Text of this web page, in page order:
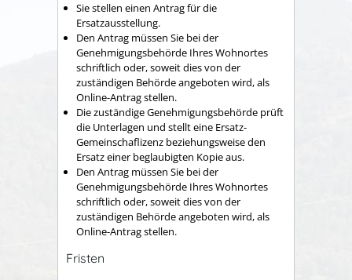
Sie stellen einen Antrag für die
Ersatzausstellung.
Den Antrag müssen Sie bei der
Genehmigungsbehörde Ihres Wohnortes
schriftlich oder, soweit dies von der
zuständigen Behörde angeboten wird, als
Online-Antrag stellen.
Die zuständige Genehmigungsbehörde prüft
die Unterlagen und stellt eine Ersatz-
Gemeinschaflizenz beziehungsweise den
Ersatz einer beglaubigten Kopie aus.
Den Antrag müssen Sie bei der
Genehmigungsbehörde Ihres Wohnortes
schriftlich oder, soweit dies von der
zuständigen Behörde angeboten wird, als
Online-Antrag stellen.
Fristen